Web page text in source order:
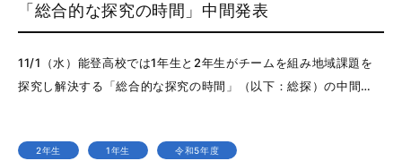
「総合的な探究の時間」中間発表
11/1（水）能登高校では1年生と2年生がチームを組み地域課題を
探究し解決する「総合的な探究の時間」（以下：総探）の中間…
2年生 1年生 令和5年度